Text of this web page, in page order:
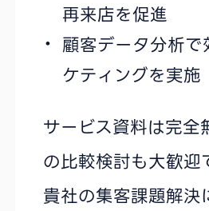
再来店を促進
顧客データ分析で
ケティングを実施
サービス資料は完全
の比較検討も大歓迎
貴社の集客課題解決